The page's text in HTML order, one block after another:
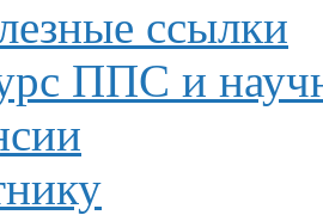
ссылки
ППС и